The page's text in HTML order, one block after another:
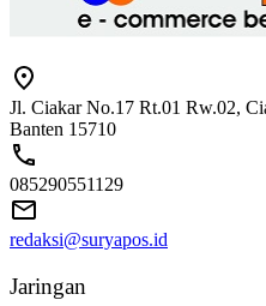
Jl. Ciakar No.17 Rt.01 Rw.02,
Banten 15710
085290551129
redaksi@suryapos.id
Jaringan